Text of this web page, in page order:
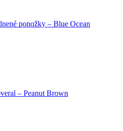
ponožky – Blue Ocean
– Peanut Brown